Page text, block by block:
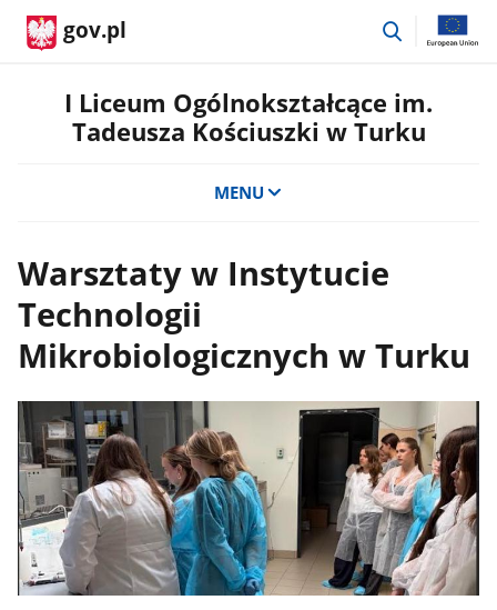
gov.pl
przejdź
I Liceum Ogólnokształcące im.
Tadeusza Kościuszki w Turku
MENU
Warsztaty w Instytucie
Technologii
Mikrobiologicznych w Turku